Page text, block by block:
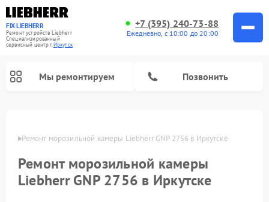
FIX-LIEBHERR
Ремонт устройств Liebherr
Специализированный
cервисный центр г.Иркутск
+7 (395) 240-73-88
Ежедневно, с 10:00 до 20:00
Мы ремонтируем Позвонить
Ремонт морозильной камеры Liebherr GNP 2756 в Иркутске
Ремонт морозильной камеры
Liebherr GNP 2756 в Иркутске